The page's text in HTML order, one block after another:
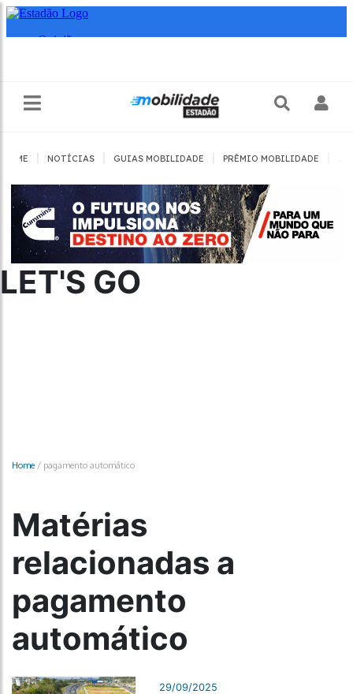
HOME NOTÍCIAS GUIAS MOBILIDADE PRÊMIO MOBILIDADE
LET'S GO
Home / pagamento automático
Matérias
relacionadas a
pagamento
automático
29/09/2025